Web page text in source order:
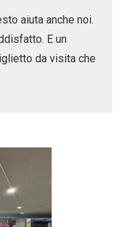
aiuta anche noi.
E un
da visita che